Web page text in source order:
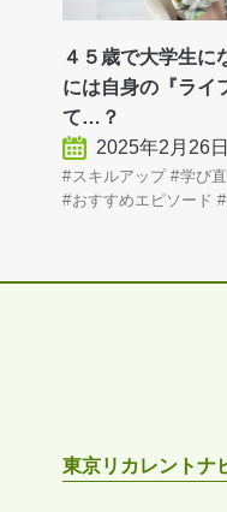
４５歳で大学生
には自身の『ライ
て…？
2025年2月26日
スキルアップ 学び
おすすめエピソード
東京リカレントナ